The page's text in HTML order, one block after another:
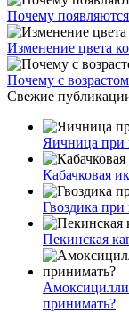
Почему
Изменение цвета
Почему с
Свежие
Яичница при
Кабачковая
Гвоздика при
Пекинская
принимать?